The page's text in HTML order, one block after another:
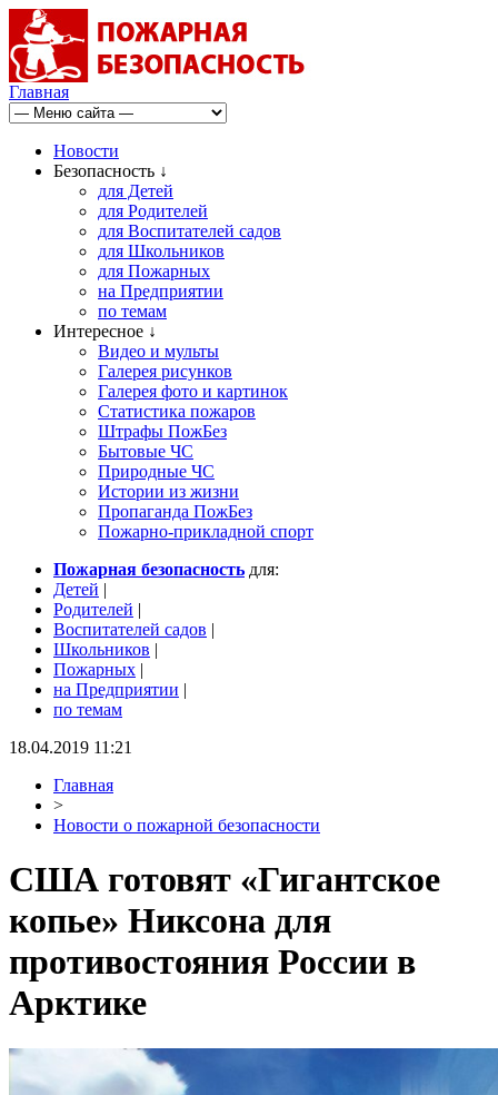
Главная
Новости
Безопасность ↓
для Детей
для Родителей
для Воспитателей садов
для Школьников
для Пожарных
на Предприятии
по темам
Интересное ↓
Видео и мульты
Галерея рисунков
Галерея фото и картинок
Статистика пожаров
Штрафы ПожБез
Бытовые ЧС
Природные ЧС
Истории из жизни
Пропаганда ПожБез
Пожарно-прикладной спорт
Пожарная безопасность для:
Детей |
Родителей |
Воспитателей садов |
Школьников |
Пожарных |
на Предприятии |
по темам
18.04.2019 11:21
Главная
>
Новости о пожарной безопасности
США готовят «Гигантское
копье» Никсона для
противостояния России в
Арктике